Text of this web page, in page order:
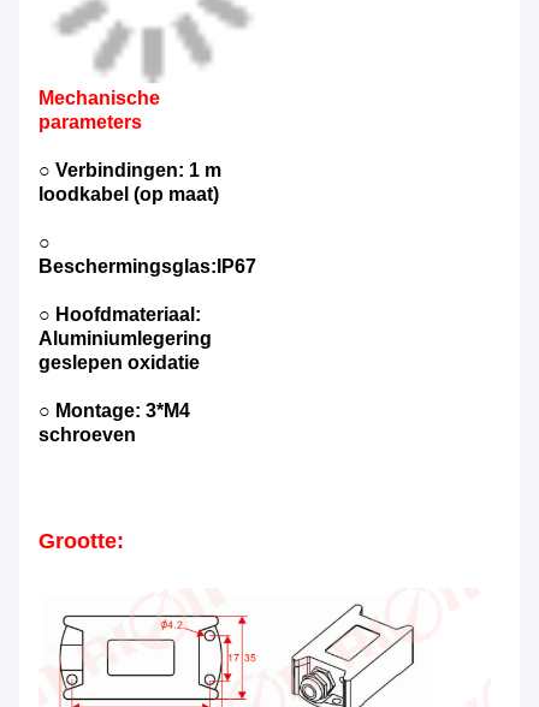
Mechanische
parameters
○ Verbindingen: 1 m
loodkabel (op maat)
○
Beschermingsglas:IP67
○ Hoofdmateriaal:
Aluminiumlegering
geslepen oxidatie
○ Montage: 3*M4
schroeven
Grootte: